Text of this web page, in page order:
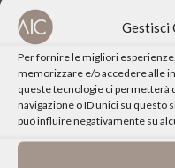
Gestisci
Per fornire le migliori
memorizzare e/o accedere alle
queste tecnologie ci permetterà
navigazione o ID unici su
può influire negativamente su
Centro di Catania